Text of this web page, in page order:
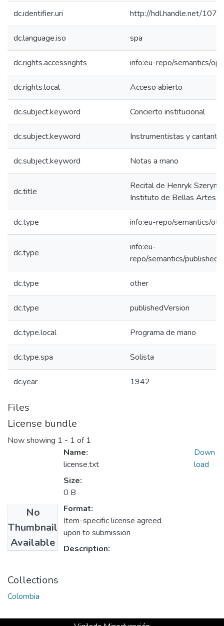
dc.identifier.uri http://hdl.handle.net/
dc.language.iso spa
dc.rights.accessrights info:eu-repo/semantics/
dc.rights.local Acceso abierto
dc.subject.keyword Concierto institucional
dc.subject.keyword Instrumentistas y
dc.subject.keyword Notas a mano
dc.title
Recital de Henryk
Instituto de Bellas Artes
dc.type info:eu-repo/semantics/
dc.type
info:eu-
repo/semantics/
dc.type other
dc.type publishedVersion
dc.type.local Programa de mano
dc.type.spa Solista
dc.year 1942
Files
License bundle
Now showing 1 - 1 of 1
No
Thumbnail
Available
Name:
license.txt
Size:
0 B
Format:
Item-specific license agreed
upon to submission
Description:
Down
load
Collections
Colombia